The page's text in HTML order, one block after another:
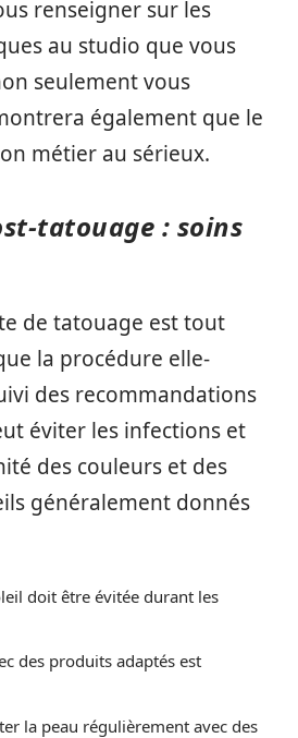
renseigner sur les
au studio que vous
seulement vous
également que le
métier au sérieux.
tatouage : soins
de tatouage est tout
la procédure elle-
des recommandations
éviter les infections et
des couleurs et des
généralement donnés
doit être évitée durant les
des produits adaptés est
la peau régulièrement avec des